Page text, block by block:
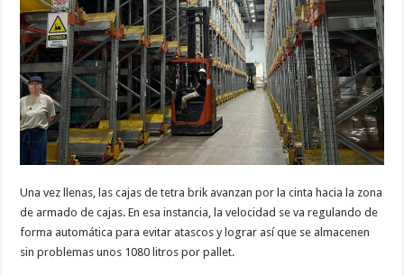
Una vez llenas, las cajas de tetra brik avanzan por la cinta hacia la zona
de armado de cajas. En esa instancia, la velocidad se va regulando de
forma automática para evitar atascos y lograr así que se almacenen
sin problemas unos 1080 litros por pallet.